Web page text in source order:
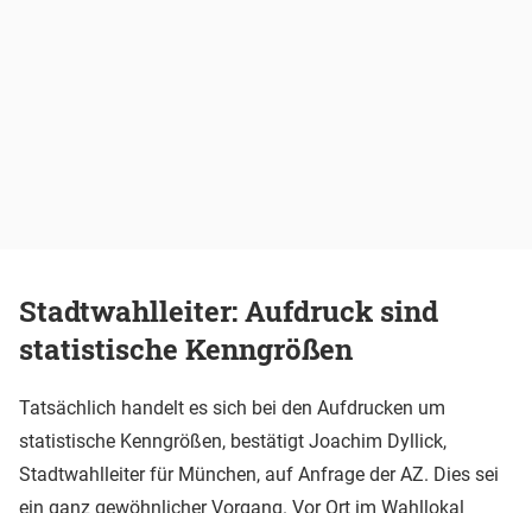
Stadtwahlleiter: Aufdruck sind
statistische Kenngrößen
Tatsächlich handelt es sich bei den Aufdrucken um
statistische Kenngrößen, bestätigt Joachim Dyllick,
Stadtwahlleiter für München, auf Anfrage der AZ. Dies sei
ein ganz gewöhnlicher Vorgang. Vor Ort im Wahllokal